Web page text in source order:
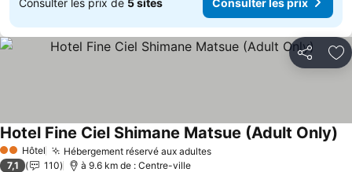
Partager
2 Étoiles
Hôtel Hébergement réservé aux adultesConsulter les prix
Hotel Fine Ciel Shimane Matsue (Adult Only)
7,1 110 à 9.6 km de : Centre-ville